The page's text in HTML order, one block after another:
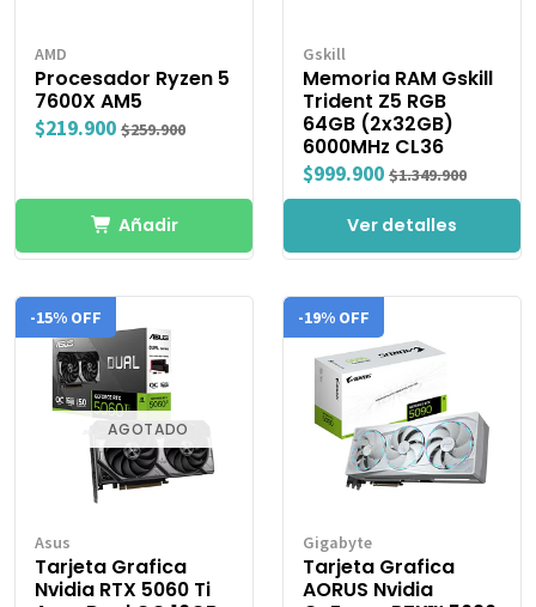
AMD
Procesador Ryzen 5
7600X AM5
$219.900 $259.900
Añadir
Gskill
Memoria RAM Gskill
Trident Z5 RGB
64GB (2x32GB)
6000MHz CL36
$999.900 $1.349.900
Ver detalles
-15% OFF
AGOTADO
Asus
Tarjeta Grafica
Nvidia RTX 5060 Ti
-19% OFF
Gigabyte
Tarjeta Grafica
AORUS Nvidia